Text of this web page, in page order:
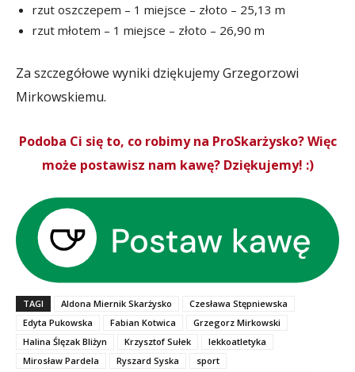
rzut oszczepem – 1 miejsce – złoto – 25,13 m
rzut młotem – 1 miejsce – złoto – 26,90 m
Za szczegółowe wyniki dziękujemy Grzegorzowi
Mirkowskiemu.
Podoba Ci się to, co robimy na ProSkarżysko? Więc
może postawisz nam kawę? Dziękujemy! :)
TAGI Aldona Miernik Skarżysko
Czesława Stępniewska
Edyta Pukowska
Fabian Kotwica
Grzegorz Mirkowski
Halina Ślęzak Bliżyn
Krzysztof Sułek
lekkoatletyka
Mirosław Pardela
Ryszard Syska
sport